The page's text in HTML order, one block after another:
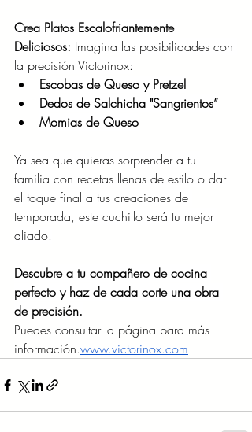
Crea Platos Escalofriantemente
Deliciosos: Imagina las posibilidades con
la precisión Victorinox:
Escobas de Queso y Pretzel
Dedos de Salchicha "Sangrientos”
Momias de Queso
Ya sea que quieras sorprender a tu
familia con recetas llenas de estilo o dar
el toque final a tus creaciones de
temporada, este cuchillo será tu mejor
aliado.
Descubre a tu compañero de cocina
perfecto y haz de cada corte una obra
de precisión.
Puedes consultar la página para más
información.www.victorinox.com